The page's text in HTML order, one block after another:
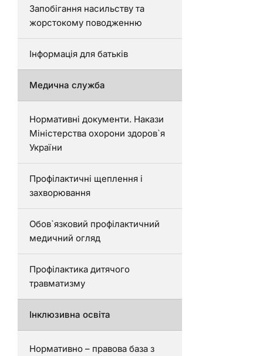
Запобігання насильству та
жорстокому поводженню
Інформація для батьків
Медична служба
Нормативні документи. Накази
Міністерства охорони здоров`я
України
Профілактичні щеплення і
захворювання
Обов`язковий профілактичний
медичний огляд
Профілактика дитячого
травматизму
Інклюзивна освіта
Нормативно – правова база з